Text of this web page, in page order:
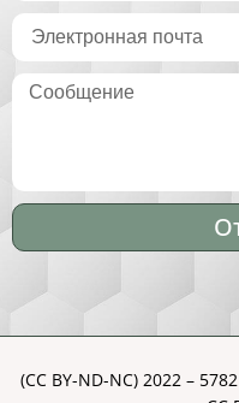
(CC BY-ND-NC) 2022 –